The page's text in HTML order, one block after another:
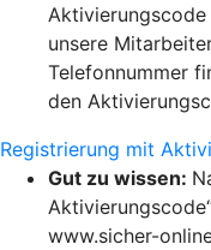
Aktivierungscode
unsere
Telefonnummer
den
Registrierung mit
Gut zu wissen:
www.sicher-